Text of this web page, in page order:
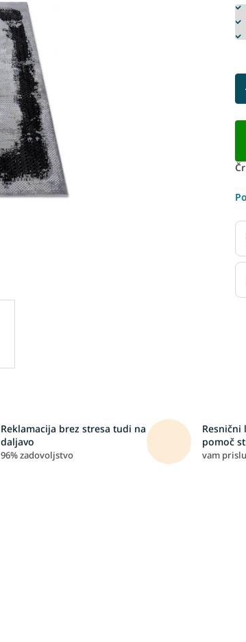
Reklamacija brez stresa tudi na
daljavo
96% zadovoljstvo
Resnični
pomoč
vam